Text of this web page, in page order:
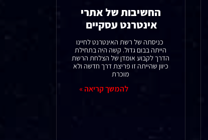
החשיבות של אתרי
אינטרנט עסקיים
כניסתה של רשת האינטרנט לחיינו
הייתה בבום גדול. קשה היה בתחילת
הדרך לקבוע אומדן של הצלחת הרשת
כיוון שהייתה זו פריצת דרך חדשה ולא
מוכרת
להמשך קריאה »